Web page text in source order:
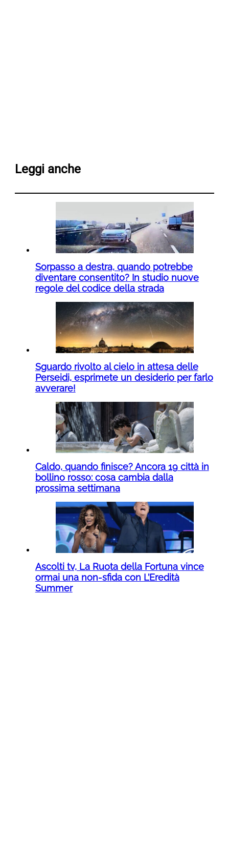
Leggi anche
Sorpasso a destra, quando potrebbe
diventare consentito? In studio nuove
regole del codice della strada
Sguardo rivolto al cielo in attesa delle
Perseidi, esprimete un desiderio per farlo
avverare!
Caldo, quando finisce? Ancora 19 città in
bollino rosso: cosa cambia dalla
prossima settimana
Ascolti tv, La Ruota della Fortuna vince
ormai una non-sfida con L’Eredità
Summer